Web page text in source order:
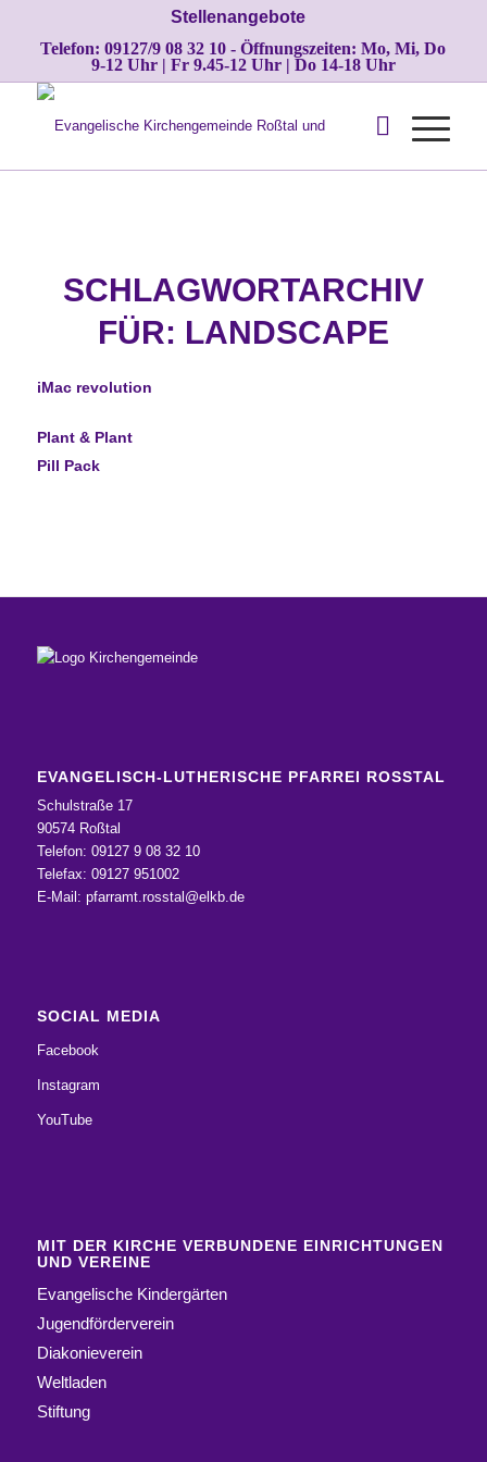
Stellenangebote
Telefon: 09127/9 08 32 10 - Öffnungszeiten: Mo, Mi, Do
9-12 Uhr | Fr 9.45-12 Uhr | Do 14-18 Uhr
SCHLAGWORTARCHIV
FÜR: LANDSCAPE
iMac revolution
Plant & Plant
Pill Pack
EVANGELISCH-LUTHERISCHE PFARREI ROSSTAL
Schulstraße 17
90574 Roßtal
Telefon: 09127 9 08 32 10
Telefax: 09127 951002
E-Mail: pfarramt.rosstal@elkb.de
SOCIAL MEDIA
Facebook
Instagram
YouTube
MIT DER KIRCHE VERBUNDENE EINRICHTUNGEN
UND VEREINE
Evangelische Kindergärten
Jugendförderverein
Diakonieverein
Weltladen
Stiftung